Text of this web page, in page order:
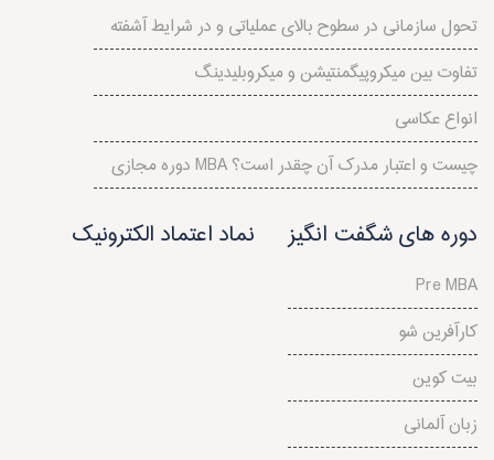
تحول سازمانی در سطوح بالای عملياتی و در شرايط آشفته
تفاوت بین میکروپیگمنتیشن و میکروبلیدینگ
انواع عکاسی
دوره مجازی MBA چیست و اعتبار مدرک آن چقدر است؟
دوره های شگفت انگیز
Pre MBA
کارآفرین شو
بیت کوین
زبان آلمانی
نماد اعتماد الکترونیک